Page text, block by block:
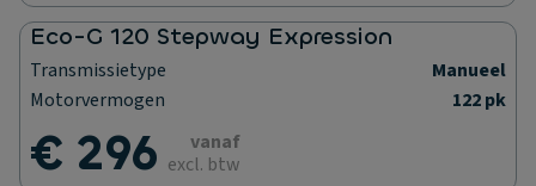
Eco-G 120 Stepway Expression
Transmissietype
Manueel
Motorvermogen
122 pk
€ 296
vanaf
excl. btw